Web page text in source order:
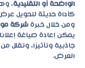
الواضحة أو التقليدية،
كأداة حديثة لتحويل
ومن خلال خبرة شركة
يمكن إعادة صياغة
جاذبية وتأثيرًا، وتقلل
العرض.